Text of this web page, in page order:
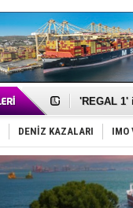
Makine
'REGAL 1'
Gemide 5
Yakıt
Rus
Tatil
Rusya,
Enejota
DENİZ KAZALARI IMO